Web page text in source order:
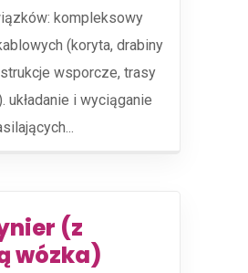
kompleksowy
(koryta, drabiny
wsporcze, trasy
układanie i wyciąganie
(z
wózka)